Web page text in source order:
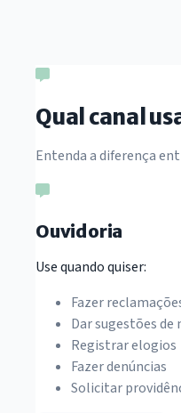
Qual canal
Entenda a diferença
Ouvidoria
Use quando quiser:
Fazer
Dar sugestões
Registrar elogios
Fazer denúncias
Solicitar